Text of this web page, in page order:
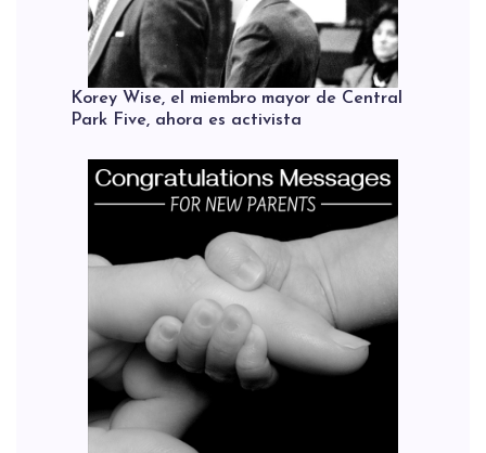
Korey Wise, el miembro mayor de Central
Park Five, ahora es activista